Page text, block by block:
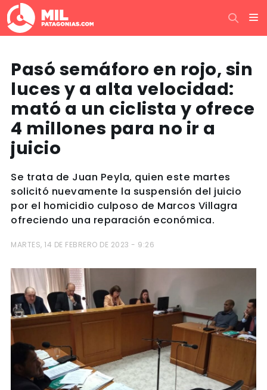
Pasó semáforo en rojo, sin
luces y a alta velocidad:
mató a un ciclista y ofrece
4 millones para no ir a
juicio
Se trata de Juan Peyla, quien este martes
solicitó nuevamente la suspensión del juicio
por el homicidio culposo de Marcos Villagra
ofreciendo una reparación económica.
MARTES, 14 DE FEBRERO DE 2023 - 9:26